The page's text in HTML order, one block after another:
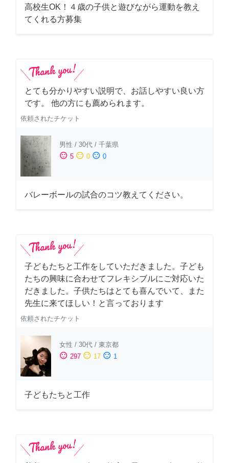
高校生OK！４歳の子供と遊びながら運動を教え
てくれる方募集
とても分かりやすい説明で、お話しやすい良い方
です。 他の方にも薦められます。
依頼されたチケット
男性 / 30代 / 千葉県
sentiment_satisfied 5 sentiment_neutral 0 sentiment_dissatisfied 0
バレーボールの試合のコツ教えてください。
子どもたちと工作をしていただきました。子ども
たちの興味に合わせてフレキシブルにご対応いた
だきました。子供たちはとても喜んでいて、また
先生に来てほしい！と言っております
依頼されたチケット
女性 / 30代 / 東京都
sentiment_satisfied 297 sentiment_neutral 17 sentiment_dissatisfied 1
子どもたちと工作